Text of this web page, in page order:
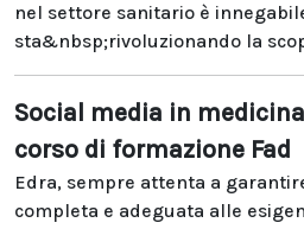
nel settore sanitario è
sta&nbsp;rivoluzionando la
Social media in
corso di formazione Fad
Edra, sempre attenta a
completa e adeguata alle